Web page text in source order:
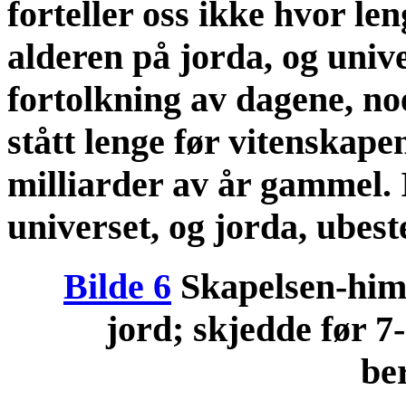
forteller oss ikke hvor
alderen på jorda, og
fortolkning av dagene,
stått lenge før
milliarder av år gammel.
universet, og jorda,
Bilde 6 Skapelsen-
jord; skjedde før